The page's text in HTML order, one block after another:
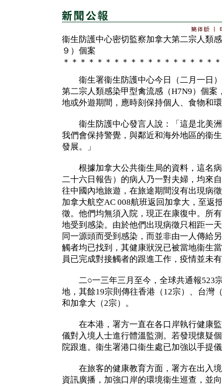
衞生防護中心密切監察加拿大第二宗人類
９）個案
＊＊＊＊＊＊＊＊＊＊＊＊＊＊＊＊＊＊
衞生署衞生防護中心今日（二月一日）
第二宗人類感染甲型禽流感（H7N9）個案
地或外遊期間，應時刻保持個人、食物和
衞生防護中心發言人說：「這是北美洲
我們會保持警覺，與鄰近和海外地區的衞
發展。」
根據加拿大公共衞生局的資料，這名病
二十六日報告）的病人乃一對夫婦，均來
往中國內地旅遊，在旅途期間沒有出現病
加拿大航空AC 008航班返回加拿大，至返
徵。他們均無須入院，現正在康復中。所
地受到感染。由於他們出現病徵只相距一
同一源頭而受到感染，而並非由一人傳給
觸者均已找到，其健康狀況已被當地衞生
員已完成對接觸者的跟進工作，疫情並未
二○一三年三月至今，全球共通報523
地，其餘19宗則傳往香港（12宗）、台灣
和加拿大（2宗）。
在本港，署方一直在各口岸執行健康監
儀對入境人士進行體溫監測。若發現懷疑
院跟進。衞生署港口衞生處已加強以手提
在旅客的健康教育方面，署方在出入境
資訊廣播，加強口岸的環境衞生巡查，並